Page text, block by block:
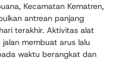
Kecamatan Kematren,
antrean panjang
terakhir. Aktivitas alat
membuat arus lalu
waktu berangkat dan